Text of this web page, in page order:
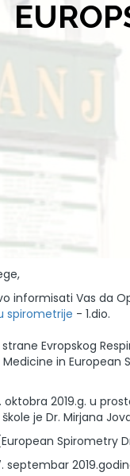
informisati Vas da
spirometrije - 1.dio.
Evropskog
in
oktobra 2019.g. u
je Dr. Mirjana
Spirometry
septembar